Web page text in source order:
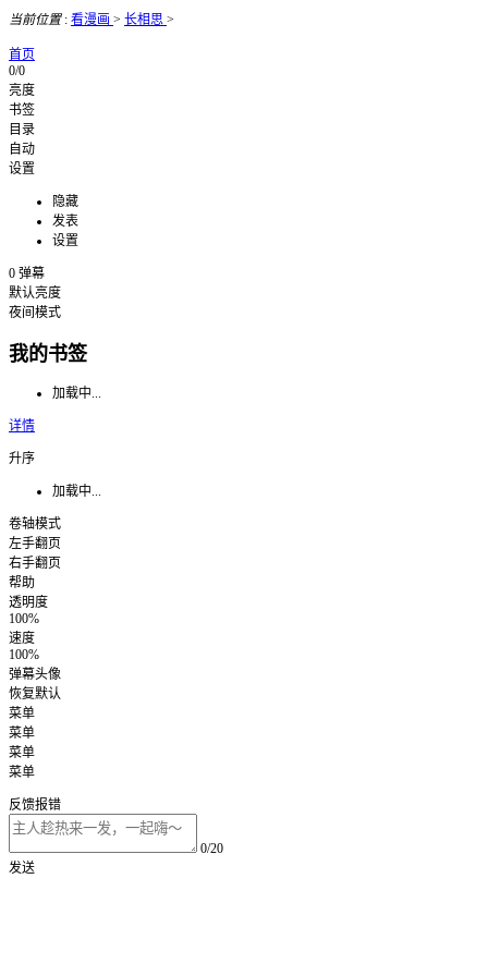
当前位置: 看漫画 > 长相思 >
首页
0/0
亮度
书签
目录
自动
设置
隐藏
发表
设置
0 弹幕
默认亮度
夜间模式
我的书签
加载中...
详情
升序
加载中...
卷轴模式
左手翻页
右手翻页
帮助
透明度
100%
速度
100%
弹幕头像
恢复默认
菜单
菜单
菜单
菜单
反馈报错
0/20
发送